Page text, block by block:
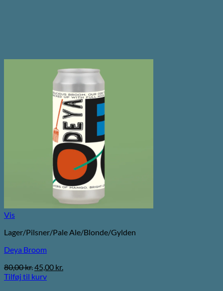
Vis
Lager/Pilsner/Pale Ale/Blonde/Gylden
Deya Broom
80,00kr.Den
oprindelige
45,00 kr.
Tilføj til kurv